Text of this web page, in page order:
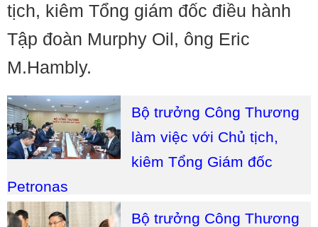
tịch, kiêm Tổng giám đốc điều hành
Tập đoàn Murphy Oil, ông Eric
M.Hambly.
Bộ trưởng Công Thương
làm việc với Chủ tịch,
kiêm Tổng Giám đốc
Petronas
Bộ trưởng Công Thương